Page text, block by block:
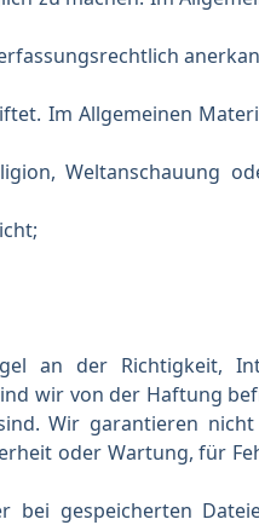
Im Allgemeinen
Weltanschauung
an der Richtigkeit,
wir von der Haftung
Wir garantieren
oder Wartung, für
bei gespeicherten